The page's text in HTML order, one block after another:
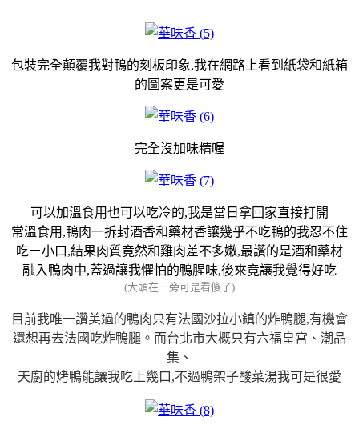
包裝完全顛覆我對鴨的刻板印象,我在網路上看到紙袋和紙箱
的圖案更是可愛
完全沒加味精喔
可以加溫食用也可以吃冷的,我是當日拿回家直接打開
常溫食用,鴨肉一拆封酒香和藥材香讓幾乎不吃鴨的我忍不住
吃ㄧ小口,結果肉質竟然和雞肉差不多嫩,最讚的是酒和藥材
融入鴨肉中,蓋過讓我懼怕的鴨腥味,後來竟讓我覺得好吃
(大頭在一旁可是看傻了)
目前我唯一讚美過的鴨肉只有法國沙拉小鎮的炸鴨腿,有機會
還想再去法國吃炸鴨腿。而台北市大概只有六福皇宮、潮品
集、
天廚的烤鴨能讓我吃上幾口,不過鴨架子酸菜湯我可是很愛